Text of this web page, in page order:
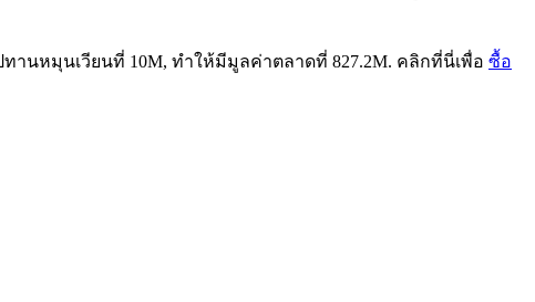
านหมุนเวียนที่ 10M, ทำให้มีมูลค่าตลาดที่ 827.2M. คลิกที่นี่เพื่อ ซื้อ